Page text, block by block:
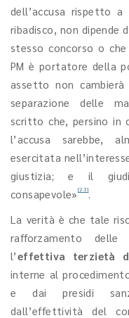
dell’accusa rispetto
ribadisco, non dipende
stesso concorso o
PM è portatore della
assetto non
separazione delle
scritto che, persino in
l’accusa sarebbe,
esercitata
giustizia; e il
consapevole»[23].
La verità è che tale
rafforzamento delle
l’effettiva terzietà
interne al
e dai presidi
dall’effettività del